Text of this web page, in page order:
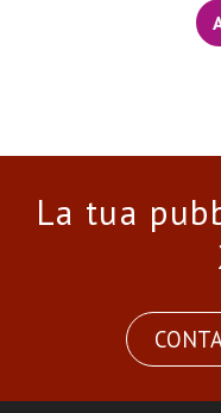
La tua